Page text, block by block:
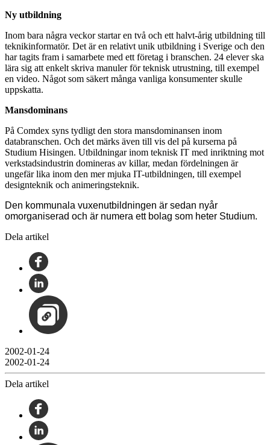
Ny utbildning
Inom bara några veckor startar en två och ett halvt-årig utbildning till
teknikinformatör. Det är en relativt unik utbildning i Sverige och den
har tagits fram i samarbete med ett företag i branschen. 24 elever ska
lära sig att enkelt skriva manuler för teknisk utrustning, till exempel
en video. Något som säkert många vanliga konsumenter skulle
uppskatta.
Mansdominans
På Comdex syns tydligt den stora mansdominansen inom
databranschen. Och det märks även till vis del på kurserna på
Studium Hisingen. Utbildningar inom teknisk IT med inriktning mot
verkstadsindustrin domineras av killar, medan fördelningen är
ungefär lika inom den mer mjuka IT-utbildningen, till exempel
designteknik och animeringsteknik.
Den kommunala vuxenutbildningen är sedan nyår
omorganiserad och är numera ett bolag som heter Studium.
Dela artikel
2002-01-24
2002-01-24
Dela artikel